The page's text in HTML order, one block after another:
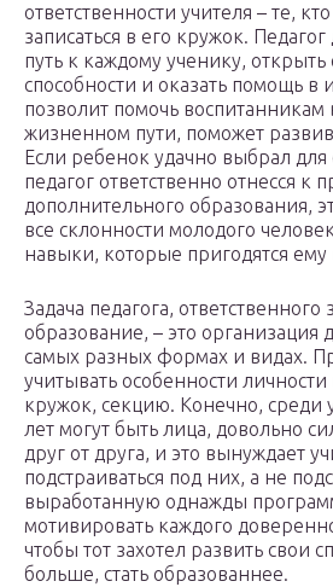
ответственности учителя – те,
записаться в его кружок.
путь к каждому ученику, открыть
способности и оказать помощь в
позволит помочь воспитанникам
жизненном пути, поможет
Если ребенок удачно выбрал для
педагог ответственно отнесся к
дополнительного образования,
все склонности молодого
навыки, которые пригодятся
Задача педагога,
образование, – это организация
самых разных формах и видах.
учитывать особенности
кружок, секцию. Конечно, среди
лет могут быть лица, довольно
друг от друга, и это вынуждает
подстраиваться под них, а не
выработанную однажды
мотивировать каждого
чтобы тот захотел развить свои
больше, стать образованнее.